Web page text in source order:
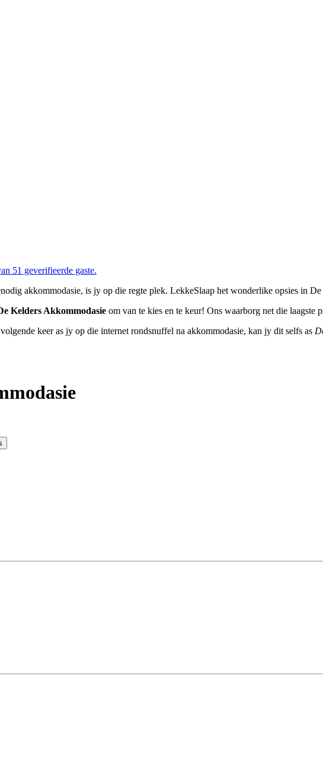
51 geverifieerde gaste.
akkommodasie, is jy op die regte plek. LekkeSlaap het wonderlike opsies in
Kelders Akkommodasie om van te kies en te keur! Ons waarborg net die laagste
keer as jy op die internet rondsnuffel na akkommodasie, kan jy dit selfs as